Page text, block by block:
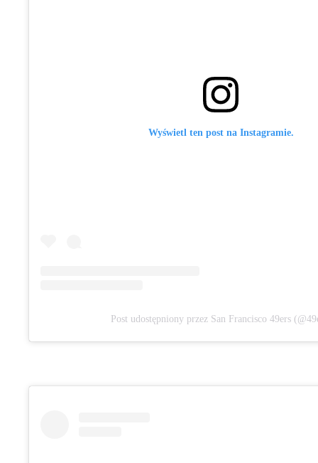
Wyświetl ten post na Instagramie.
Post udostępniony przez San Francisco 49ers